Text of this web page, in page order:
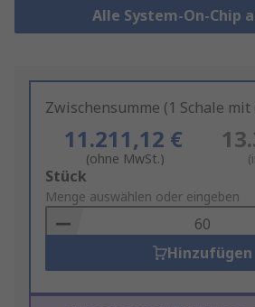
Alle System-On-Chip
Zwischensumme (1 Schale mit
11.211,12 €
(ohne MwSt.)
Add
to
Basket
Stück
Menge auswählen oder eingeben
Hinzufügen